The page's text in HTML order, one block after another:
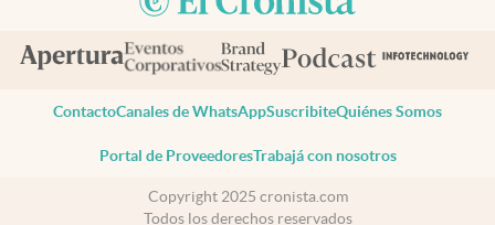
ContactoCanales de WhatsAppSuscribiteQuiénes Somos
Portal de ProveedoresTrabajá con nosotros
Copyright 2025 cronista.com
Todos los derechos reservados